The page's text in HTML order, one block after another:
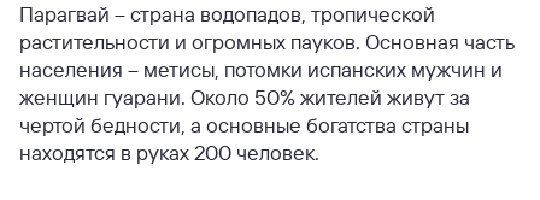
Парагвай – страна водопадов, тропической
растительности и огромных пауков. Основная часть
населения – метисы, потомки испанских мужчин и
женщин гуарани. Около 50% жителей живут за
чертой бедности, а основные богатства страны
находятся в руках 200 человек.